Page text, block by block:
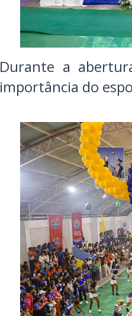
Durante a
importância do